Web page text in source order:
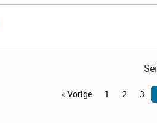
« Vorige 1 2 3